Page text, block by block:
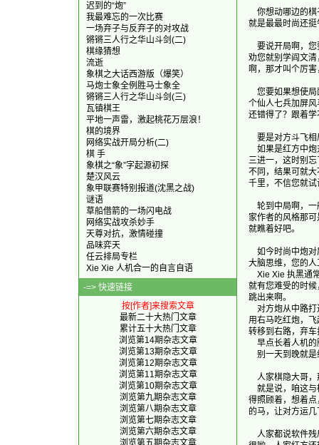
迟到的“炮”
我最难忘的一次比赛
一场弃子与反弃子的对攻战
锵锵三人行之华山斗剑(二)
棋缘猜想
流逝
象棋之大话西游版（爆笑）
马炮士象全例胜马士象全
锵锵三人行之华山斗剑(三)
瓦镇棋王
平地一声雷，激起桃花万层浪！
棋的境界
网络实战开局分析(二)
棋 手
象棋之“象”字起源初探
楚汉风云
象甲联赛特别报道(沈黑之战)
谜语
草船借箭的一场闪电战
网络实战攻杀妙手
天尊对抗，激情碰撞
品味弈天
任云排局专栏
Xie Xie 人机合一的自言自语
-=> 快速链接
按[作者]来搜索文章
最新二十大热门文章
累计五十大热门文章
浏览第14期杂志文章
浏览第13期杂志文章
浏览第12期杂志文章
浏览第11期杂志文章
浏览第10期杂志文章
浏览第九期杂志文章
浏览第八期杂志文章
浏览第七期杂志文章
浏览第六期杂志文章
浏览第五期杂志文章
你想动哪边的
就是最最时尚还挺
要说开局啊，
劝您就别学阎文
啊，那才叫个厉
您要如果想使
个仙人七兵加屏
还错得了？跟着
要是对方斗飞
如果是红方中
三进一，这时别
不同，结果可就
千里，不信您就
轮到中局啊，
家作者的风格那
就瞧着好吧。
如今时尚中炮
大脑思维，您的
Xie Xie 执黑
就有您难受的时
跳出来啊。
对方炮从中路
用右马吃红炮，
转移到右路，弃
早点长着人机
别一天到晚就
人家棋隐大哥
就是说，咱这
得照顾着，想着
的马，让对方运
人家都说软件